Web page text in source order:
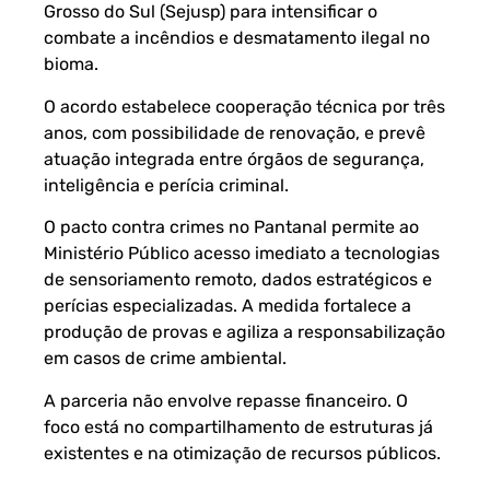
Grosso do Sul (Sejusp) para intensificar o
combate a incêndios e desmatamento ilegal no
bioma.
O acordo estabelece cooperação técnica por três
anos, com possibilidade de renovação, e prevê
atuação integrada entre órgãos de segurança,
inteligência e perícia criminal.
O pacto contra crimes no Pantanal permite ao
Ministério Público acesso imediato a tecnologias
de sensoriamento remoto, dados estratégicos e
perícias especializadas. A medida fortalece a
produção de provas e agiliza a responsabilização
em casos de crime ambiental.
A parceria não envolve repasse financeiro. O
foco está no compartilhamento de estruturas já
existentes e na otimização de recursos públicos.